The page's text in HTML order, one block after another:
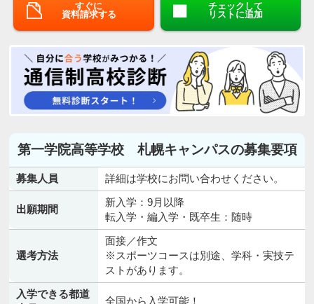
すぐに
資料請求する
チェックして
リストに追加
第一学院高等学校 札幌キャンパスの募集要項
募集人員 詳細は学校にお問い合わせください。
出願期間
新入学：9月以降
転入学・編入学・既卒生：随時
選考方法
面接／作文
※スポーツコースは別途、学科・実技テ
ストがあります。
入学できる都道
全国から入学可能！